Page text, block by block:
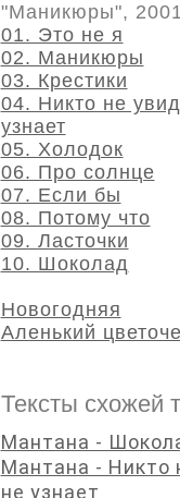
"Маникюры",
01. Это не я
02. Маникюры
03. Крестики
04. Никто не
узнает
05. Холодок
06. Про солнце
07. Если бы
08. Потому что
09. Ласточки
10. Шоколад
Новогодняя
Аленький
Тексты схожей
Мантана -
Мантана - Никто
не узнает